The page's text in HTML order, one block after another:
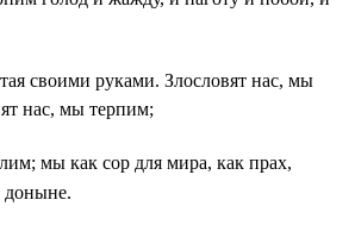
своими руками. Злословят нас, мы
нас, мы терпим;
мы как сор для мира, как прах,
доныне.